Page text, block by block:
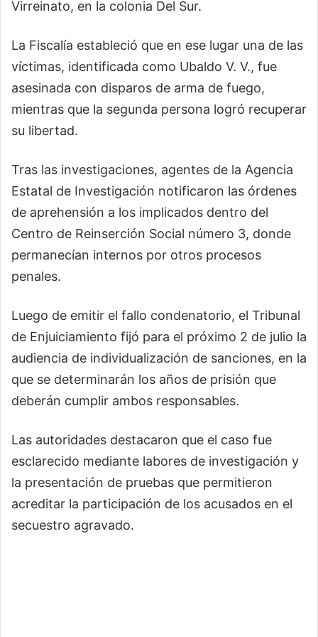
Virreinato, en la colonia Del Sur.
La Fiscalía estableció que en ese lugar una de las
víctimas, identificada como Ubaldo V. V., fue
asesinada con disparos de arma de fuego,
mientras que la segunda persona logró recuperar
su libertad.
Tras las investigaciones, agentes de la Agencia
Estatal de Investigación notificaron las órdenes
de aprehensión a los implicados dentro del
Centro de Reinserción Social número 3, donde
permanecían internos por otros procesos
penales.
Luego de emitir el fallo condenatorio, el Tribunal
de Enjuiciamiento fijó para el próximo 2 de julio la
audiencia de individualización de sanciones, en la
que se determinarán los años de prisión que
deberán cumplir ambos responsables.
Las autoridades destacaron que el caso fue
esclarecido mediante labores de investigación y
la presentación de pruebas que permitieron
acreditar la participación de los acusados en el
secuestro agravado.